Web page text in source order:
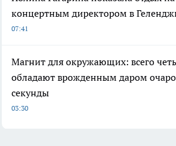
концертным директором в
07:41
Магнит для окружающих: всего
обладают врожденным даром
секунды
03:30